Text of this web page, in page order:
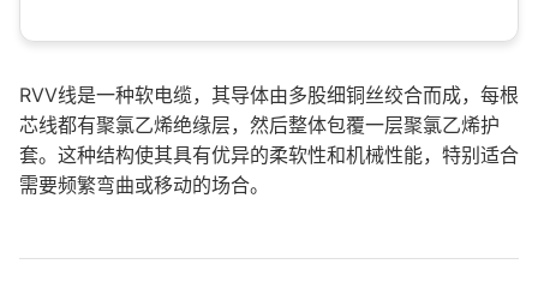
RVV线是一种软电缆，其导体由多股细铜丝绞合而成，每根
芯线都有聚氯乙烯绝缘层，然后整体包覆一层聚氯乙烯护
套。这种结构使其具有优异的柔软性和机械性能，特别适合
需要频繁弯曲或移动的场合。